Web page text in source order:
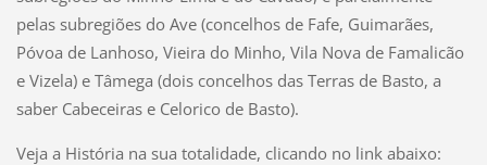
pelas subregiões do Ave (concelhos de Fafe, Guimarães,
Póvoa de Lanhoso, Vieira do Minho, Vila Nova de Famalicão
e Vizela) e Tâmega (dois concelhos das Terras de Basto, a
saber Cabeceiras e Celorico de Basto).
Veja a História na sua totalidade, clicando no link abaixo: